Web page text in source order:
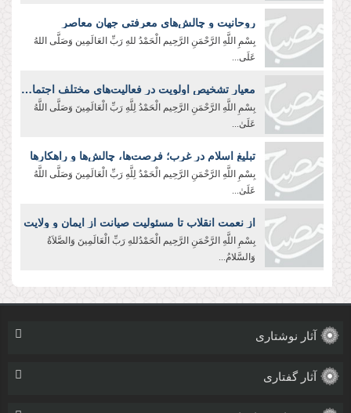
روحانیت و چالش‌های معرفتی جهان معاصر
بِسْمِ اللَّهِ الرَّحْمَنِ الرَّحِيم الْحَمْدُ للهِ رَبِّ العَالَمِین وَصَلَّی اللهُ
عَلَی...
معیار تشخیص اولویت در فعالیت‌های مختلف اجتماعی
بِسْمِ اللَّهِ الرَّحْمَنِ الرَّحِیم الْحَمْدُ لِلَّهِ رَبِّ الْعَالَمِينَ وَصَلَّى اللَّهُ
عَلَىٰ...
تبلیغ اسلام در غرب؛ فرصت‌ها، چالش‌ها و راهکارها
بِسْمِ اللَّهِ الرَّحْمَنِ الرَّحِیم الْحَمْدُ لِلَّهِ رَبِّ الْعَالَمِينَ وَصَلَّى اللَّهُ
عَلَىٰ...
از نعمت انقلاب تا مسئولیت صیانت از ایمان و ولایت
بِسْمِ اللَّهِ الرَّحْمَنِ الرَّحِیم الْحَمْدُللهِ رَبِّ الْعَالَمِینَ وَالصَّلاَةُ
وَالسَّلامُ...
آثار نوشتاری
آثار گفتاری